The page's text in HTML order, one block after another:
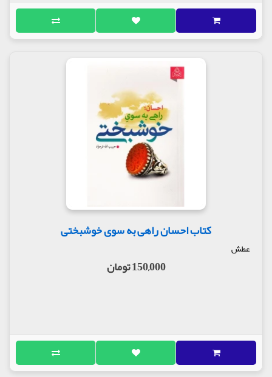
کتاب احسان راهی به سوی خوشبختی
عطش
150,000 تومان